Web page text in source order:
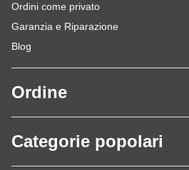
Ordini come privato
Garanzia e Riparazione
Blog
Ordine
Categorie popolari